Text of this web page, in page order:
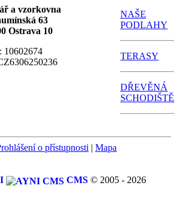
a vzorkovna
63
Ostrava 10
10602674
NAŠE
PODLAHY
TERASY
DŘEVĚNÁ
SCHODIŠTĚ
o přístupnosti | Mapa
CMS © 2005 - 2026